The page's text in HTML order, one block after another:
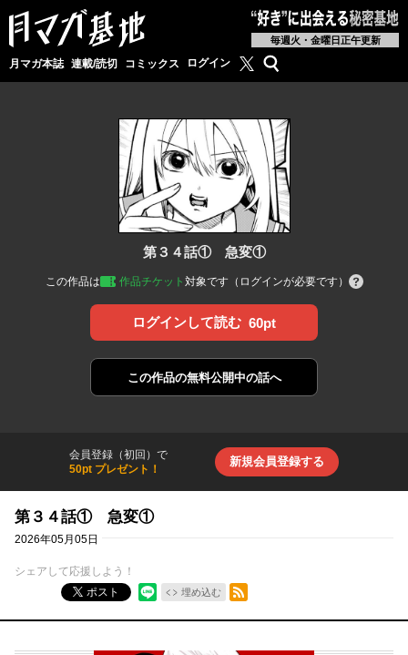
毎週火・金曜日正午更新
月マガ本誌 連載/読切 コミックス ログイン 月マガ基地公式X
検索
第３４話① 急変①
この作品は 作品チケット 対象です（ログインが必要です）
ログインして読む 60pt
この作品の無料公開中の話へ
会員登録（初回）で
50pt プレゼント！
新規会員登録する
第３４話① 急変①
2026年05月05日
シェアして応援しよう！
ポスト
埋め込む
RSSフィード